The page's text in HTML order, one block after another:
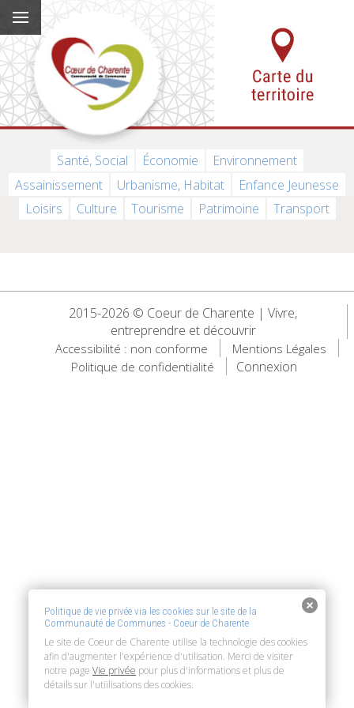
Santé, Social Économie
Environnement
Assainissement
Urbanisme, Habitat
Enfance Jeunesse
Loisirs
Culture Tourisme Patrimoine Transport
2015-2026 © Coeur de Charente | Vivre,
entreprendre et découvrir
Accessibilité : non conforme
Mentions Légales
Politique de confidentialité
Connexion
Politique de vie privée via les cookies sur le site de la
Communauté de Communes - Coeur de Charente
Le site de Coeur de Charente utilise la technologie des cookies
afin d'augmenter l'expérience d'utilisation. Merci de visiter
notre page Vie privée pour plus d'informations et plus de
détails sur l'utiilisations des cookies.